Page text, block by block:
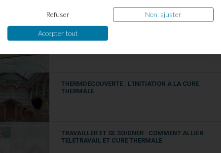
LES BIENFAITS D’UNE CURE THERMALE POUR LES
SPORTIFS
THERMDECOUVERTE : L’INITIATION A LA CURE
THERMALE
TRAVAILLER ET SE SOIGNER : COMMENT ALLIER
TELETRAVAIL ET CURE THERMALE
Refuser Non, ajuster
Accepter tout